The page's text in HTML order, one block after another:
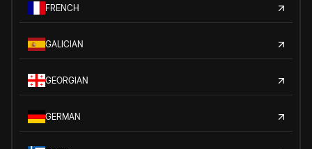
FRENCH
GALICIAN
GEORGIAN
GERMAN